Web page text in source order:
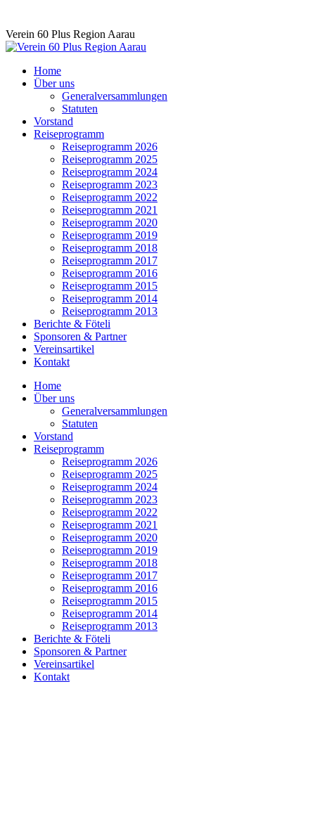
Skip
to
Verein 60 Plus Region Aarau
Home
Über uns
Generalversammlungen
Statuten
Vorstand
Reiseprogramm
Reiseprogramm 2026
Reiseprogramm 2025
Reiseprogramm 2024
Reiseprogramm 2023
Reiseprogramm 2022
Reiseprogramm 2021
Reiseprogramm 2020
Reiseprogramm 2019
Reiseprogramm 2018
Reiseprogramm 2017
Reiseprogramm 2016
Reiseprogramm 2015
Reiseprogramm 2014
Reiseprogramm 2013
Berichte & Föteli
Sponsoren & Partner
Vereinsartikel
Kontakt
Home
Über uns
Generalversammlungen
Statuten
Vorstand
Reiseprogramm
Reiseprogramm 2026
Reiseprogramm 2025
Reiseprogramm 2024
Reiseprogramm 2023
Reiseprogramm 2022
Reiseprogramm 2021
Reiseprogramm 2020
Reiseprogramm 2019
Reiseprogramm 2018
Reiseprogramm 2017
Reiseprogramm 2016
Reiseprogramm 2015
Reiseprogramm 2014
Reiseprogramm 2013
Berichte & Föteli
Sponsoren & Partner
Vereinsartikel
Kontakt